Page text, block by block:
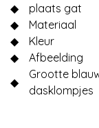
◆ plaats gat
◆
Materiaal
◆
Kleur
◆
Afbeelding
◆
Grootte
dasklompjes